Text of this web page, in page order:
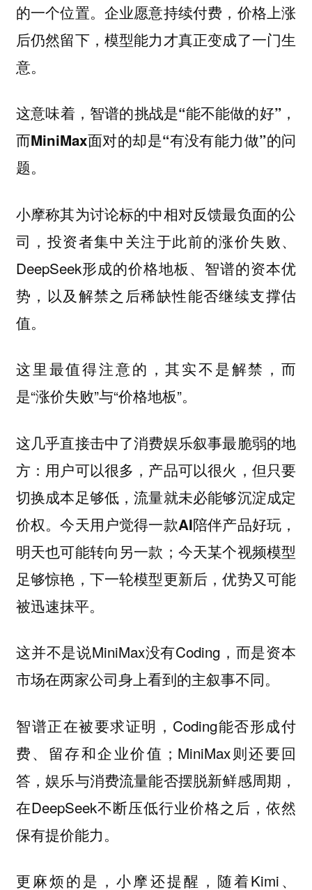
的一个位置。企业愿意持续付费，价格上涨
后仍然留下，模型能力才真正变成了一门生
意。
这意味着，智谱的挑战是“能不能做的好”，
而MiniMax面对的却是“有没有能力做”的问
题。
小摩称其为讨论标的中相对反馈最负面的公
司，投资者集中关注于此前的涨价失败、
DeepSeek形成的价格地板、智谱的资本优
势，以及解禁之后稀缺性能否继续支撑估
值。
这里最值得注意的，其实不是解禁，而
是“涨价失败”与“价格地板”。
这几乎直接击中了消费娱乐叙事最脆弱的地
方：用户可以很多，产品可以很火，但只要
切换成本足够低，流量就未必能够沉淀成定
价权。今天用户觉得一款AI陪伴产品好玩，
明天也可能转向另一款；今天某个视频模型
足够惊艳，下一轮模型更新后，优势又可能
被迅速抹平。
这并不是说MiniMax没有Coding，而是资本
市场在两家公司身上看到的主叙事不同。
智谱正在被要求证明，Coding能否形成付
费、留存和企业价值；MiniMax则还要回
答，娱乐与消费流量能否摆脱新鲜感周期，
在DeepSeek不断压低行业价格之后，依然
保有提价能力。
更麻烦的是，小摩还提醒，随着Kimi、